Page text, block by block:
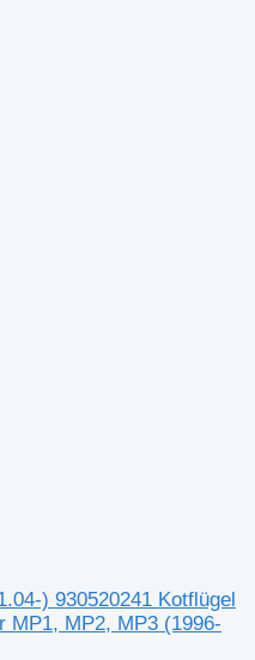
) 930520241 Kotflügel
MP1, MP2, MP3 (1996-